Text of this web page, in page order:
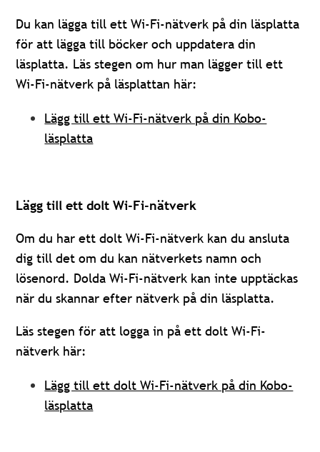
Du kan lägga till ett Wi-Fi-nätverk på din läsplatta
för att lägga till böcker och uppdatera din
läsplatta. Läs stegen om hur man lägger till ett
Wi-Fi-nätverk på läsplattan här:
Lägg till ett Wi-Fi-nätverk på din Kobo-
läsplatta
Lägg till ett dolt Wi-Fi-nätverk
Om du har ett dolt Wi-Fi-nätverk kan du ansluta
dig till det om du kan nätverkets namn och
lösenord. Dolda Wi-Fi-nätverk kan inte upptäckas
när du skannar efter nätverk på din läsplatta.
Läs stegen för att logga in på ett dolt Wi-Fi-
nätverk här:
Lägg till ett dolt Wi-Fi-nätverk på din Kobo-
läsplatta